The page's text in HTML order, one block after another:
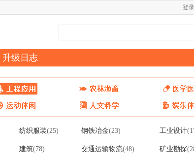
登录
升级日志
纺织服装(25) 钢铁冶金(23) 工业设计
建筑(78) 交通运输物流(48) 矿业勘探